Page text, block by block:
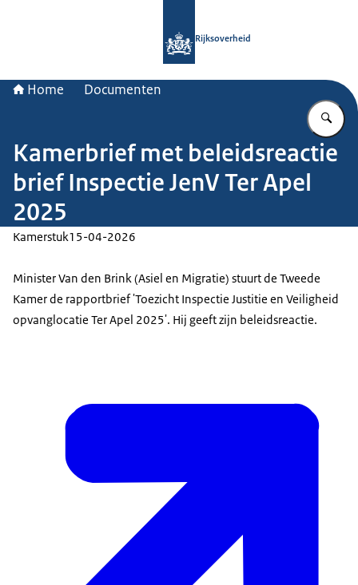
Rijksoverheid
Home Documenten
Kamerbrief met beleidsreactie
brief Inspectie JenV Ter Apel
2025
Kamerstuk15-04-2026
Minister Van den Brink (Asiel en Migratie) stuurt de Tweede
Kamer de rapportbrief 'Toezicht Inspectie Justitie en Veiligheid
opvanglocatie Ter Apel 2025'. Hij geeft zijn beleidsreactie.